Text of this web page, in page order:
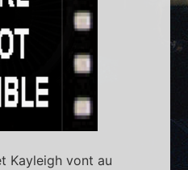
Kayleigh vont au